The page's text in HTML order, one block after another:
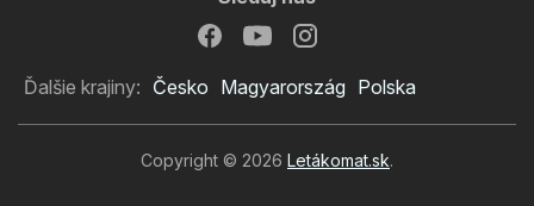
Ďalšie krajiny: Česko Magyarország Polska
Copyright © 2026 Letákomat.sk.